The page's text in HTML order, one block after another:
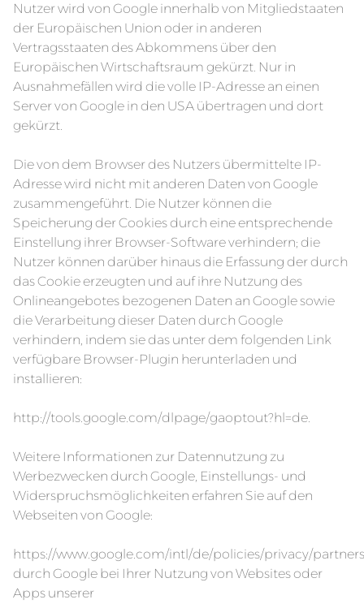
Nutzer wird von Google innerhalb von Mitgliedstaaten
der Europäischen Union oder in anderen
Vertragsstaaten des Abkommens über den
Europäischen Wirtschaftsraum gekürzt. Nur in
Ausnahmefällen wird die volle IP-Adresse an einen
Server von Google in den USA übertragen und dort
gekürzt.
Die von dem Browser des Nutzers übermittelte IP-
Adresse wird nicht mit anderen Daten von Google
zusammengeführt. Die Nutzer können die
Speicherung der Cookies durch eine entsprechende
Einstellung ihrer Browser-Software verhindern; die
Nutzer können darüber hinaus die Erfassung der durch
das Cookie erzeugten und auf ihre Nutzung des
Onlineangebotes bezogenen Daten an Google sowie
die Verarbeitung dieser Daten durch Google
verhindern, indem sie das unter dem folgenden Link
verfügbare Browser-Plugin herunterladen und
installieren:
http://tools.google.com/dlpage/gaoptout?hl=de.
Weitere Informationen zur Datennutzung zu
Werbezwecken durch Google, Einstellungs- und
Widerspruchsmöglichkeiten erfahren Sie auf den
Webseiten von Google:
https://www.google.com/intl/de/policies/privacy/partners
durch Google bei Ihrer Nutzung von Websites oder
Apps unserer